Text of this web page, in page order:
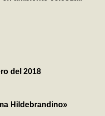
del 2018
Hildebrandino»